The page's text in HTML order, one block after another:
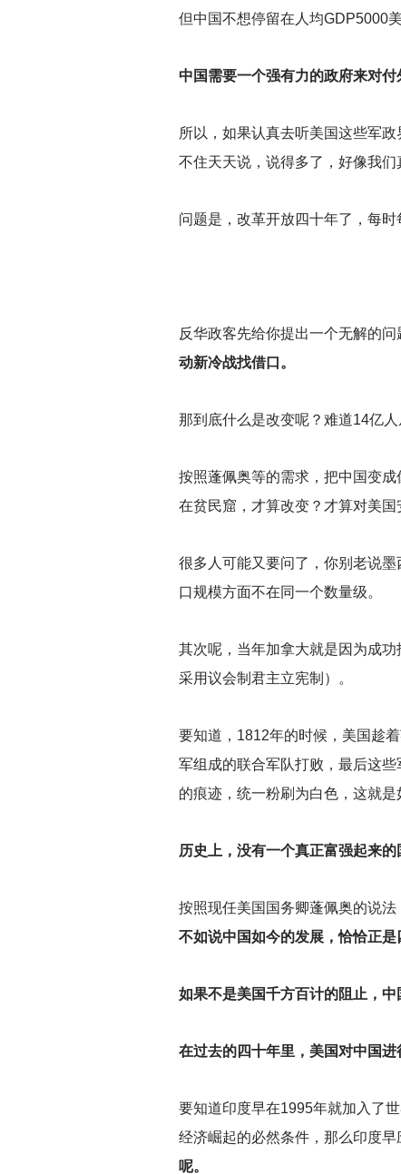
但中国不想停留在人均GDP5000
中国需要一个强有力的政府来对
所以，如果认真去听美国这些军
不住天天说，说得多了，好像我们
问题是，改革开放四十年了，每
反华政客先给你提出一个无解的
动新冷战找借口。
那到底什么是改变呢？难道14亿
按照蓬佩奥等的需求，把中国变成
在贫民窟，才算改变？才算对美国
很多人可能又要问了，你别老说
口规模方面不在同一个数量级。
其次呢，当年加拿大就是因为成
采用议会制君主立宪制）。
要知道，1812年的时候，美国趁
军组成的联合军队打败，最后这
的痕迹，统一粉刷为白色，这就是
历史上，没有一个真正富强起来
按照现任美国国务卿蓬佩奥的说
不如说中国如今的发展，恰恰正
如果不是美国千方百计的阻止，
在过去的四十年里，美国对中国
要知道印度早在1995年就加入了
经济崛起的必然条件，那么印度早
呢。